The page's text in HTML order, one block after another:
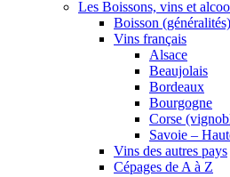
Les Boissons, vins et
Boisson (généralités)
Vins français
Alsace
Beaujolais
Bordeaux
Bourgogne
Corse
Savoie –
Vins des autres pays
Cépages de A à Z